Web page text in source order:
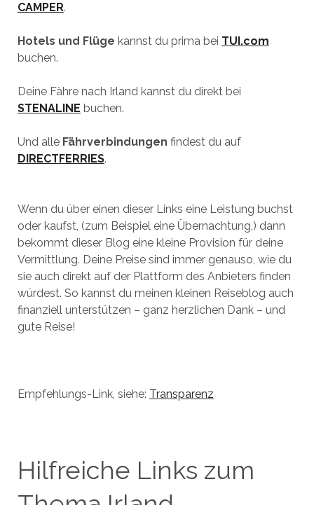
CAMPER.
Hotels und Flüge kannst du prima bei TUI.com
buchen.
Deine Fähre nach Irland kannst du direkt bei
STENALINE buchen.
Und alle Fährverbindungen findest du auf
DIRECTFERRIES.
Wenn du über einen dieser Links eine Leistung buchst
oder kaufst, (zum Beispiel eine Übernachtung,) dann
bekommt dieser Blog eine kleine Provision für deine
Vermittlung. Deine Preise sind immer genauso, wie du
sie auch direkt auf der Plattform des Anbieters finden
würdest. So kannst du meinen kleinen Reiseblog auch
finanziell unterstützen – ganz herzlichen Dank – und
gute Reise!
Empfehlungs-Link, siehe: Transparenz
Hilfreiche Links zum